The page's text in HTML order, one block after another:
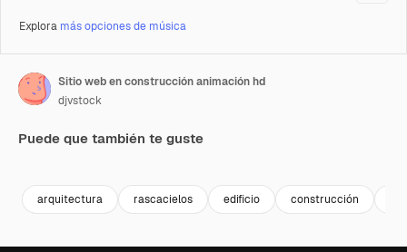
Explora más opciones de música
Sitio web en construcción animación hd
djvstock
Puede que también te guste
arquitectura rascacielos edificio construcción